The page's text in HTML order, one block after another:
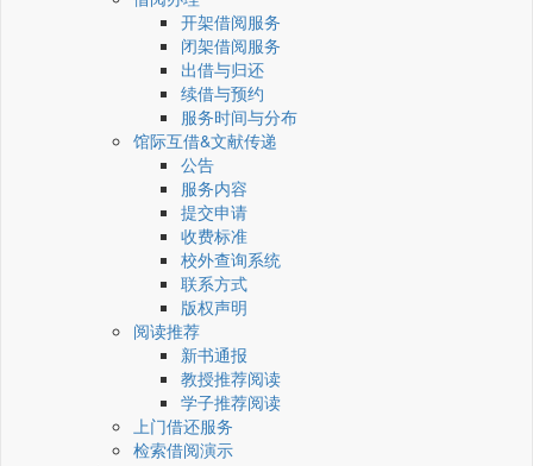
开架借阅服务
闭架借阅服务
出借与归还
续借与预约
服务时间与分布
馆际互借&文献传递
公告
服务内容
提交申请
收费标准
校外查询系统
联系方式
版权声明
阅读推荐
新书通报
教授推荐阅读
学子推荐阅读
上门借还服务
检索借阅演示